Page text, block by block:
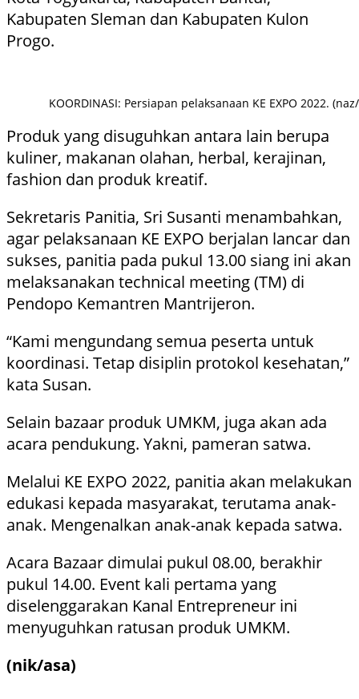
Kabupaten Sleman dan Kabupaten Kulon
Progo.
KOORDINASI: Persiapan pelaksanaan KE EXPO 2022.
Produk yang disuguhkan antara lain berupa
kuliner, makanan olahan, herbal, kerajinan,
fashion dan produk kreatif.
Sekretaris Panitia, Sri Susanti menambahkan,
agar pelaksanaan KE EXPO berjalan lancar dan
sukses, panitia pada pukul 13.00 siang ini akan
melaksanakan technical meeting (TM) di
Pendopo Kemantren Mantrijeron.
“Kami mengundang semua peserta untuk
koordinasi. Tetap disiplin protokol kesehatan,”
kata Susan.
Selain bazaar produk UMKM, juga akan ada
acara pendukung. Yakni, pameran satwa.
Melalui KE EXPO 2022, panitia akan melakukan
edukasi kepada masyarakat, terutama anak-
anak. Mengenalkan anak-anak kepada satwa.
Acara Bazaar dimulai pukul 08.00, berakhir
pukul 14.00. Event kali pertama yang
diselenggarakan Kanal Entrepreneur ini
menyuguhkan ratusan produk UMKM.
(nik/asa)